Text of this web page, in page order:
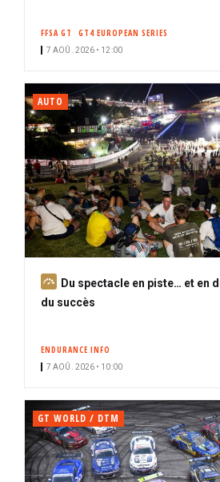
FFSA GT GT4 EUROPEAN SERIES
7 AOÛ. 2026 • 12:00
AUTO
A
b
Du spectacle en piste… et en
du succès
ENDURANCE INFO
7 AOÛ. 2026 • 10:00
GT WORLD / DTM